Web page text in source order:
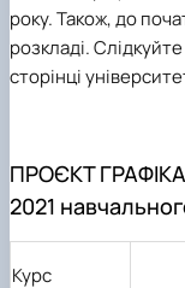
року. Також, до
розкладі.
сторінці
ПРОЄКТ
2021
Курс